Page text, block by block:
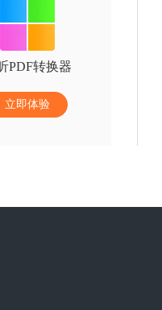
PDF转换器
立即体验